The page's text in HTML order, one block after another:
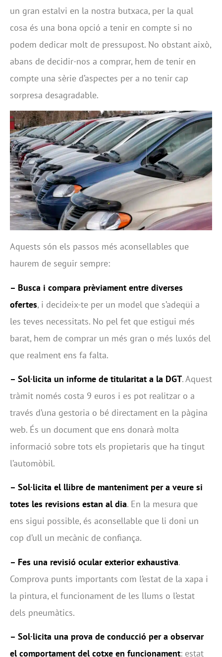
un gran estalvi en la nostra butxaca, per la qual
cosa és una bona opció a tenir en compte si no
podem dedicar molt de pressupost. No obstant això,
abans de decidir-nos a comprar, hem de tenir en
compte una sèrie d’aspectes per a no tenir cap
sorpresa desagradable.
Aquests són els passos més aconsellables que
haurem de seguir sempre:
– Busca i compara prèviament entre diverses
ofertes, i decideix-te per un model que s’adeqüi a
les teves necessitats. No pel fet que estigui més
barat, hem de comprar un més gran o més luxós del
que realment ens fa falta.
– Sol·licita un informe de titularitat a la DGT. Aquest
tràmit només costa 9 euros i es pot realitzar o a
través d’una gestoria o bé directament en la pàgina
web. És un document que ens donarà molta
informació sobre tots els propietaris que ha tingut
l’automòbil.
– Sol·licita el llibre de manteniment per a veure si
totes les revisions estan al dia. En la mesura que
ens sigui possible, és aconsellable que li doni un
cop d’ull un mecànic de confiança.
– Fes una revisió ocular exterior exhaustiva.
Comprova punts importants com l’estat de la xapa i
la pintura, el funcionament de les llums o l’estat
dels pneumàtics.
– Sol·licita una prova de conducció per a observar
el comportament del cotxe en funcionament: estat